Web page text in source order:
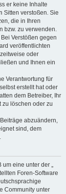
er keine Inhalte
Sitten verstoßen. Sie
die in Ihren
bzw. zu verwenden.
Verstößen gegen
veröffentlichten
oder
und Ihnen ein
Verantwortung für
erstellt hat oder
dem Betreiber, Ihr
zu löschen oder zu
abzuändern,
sind, dem
eine unter der „
Foren-Software
Community unter